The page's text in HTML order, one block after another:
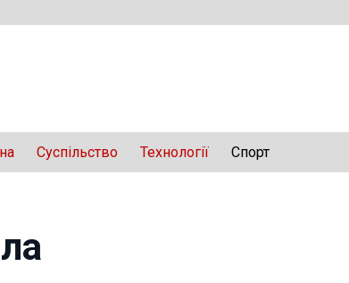
Суспільство Технології Спорт